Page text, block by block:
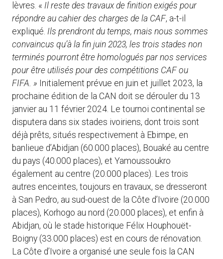
lèvres. « Il reste des travaux de finition exigés pour
répondre au cahier des charges de la CAF, a-t-il
expliqué. Ils prendront du temps, mais nous sommes
convaincus qu’à la fin juin 2023, les trois stades non
terminés pourront être homologués par nos services
pour être utilisés pour des compétitions CAF ou
FIFA. » Initialement prévue en juin et juillet 2023, la
prochaine édition de la CAN doit se dérouler du 13
janvier au 11 février 2024. Le tournoi continental se
disputera dans six stades ivoiriens, dont trois sont
déjà prêts, situés respectivement à Ebimpe, en
banlieue d’Abidjan (60.000 places), Bouaké au centre
du pays (40.000 places), et Yamoussoukro
également au centre (20.000 places). Les trois
autres enceintes, toujours en travaux, se dresseront
à San Pedro, au sud-ouest de la Côte d’Ivoire (20.000
places), Korhogo au nord (20.000 places), et enfin à
Abidjan, où le stade historique Félix Houphouët-
Boigny (33.000 places) est en cours de rénovation.
La Côte d’Ivoire a organisé une seule fois la CAN